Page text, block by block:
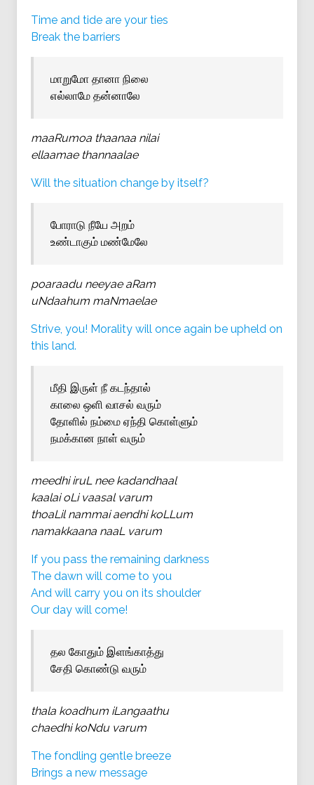
Time and tide are your ties
Break the barriers
மாறுமோ தானா நிலை
எல்லாமே தன்னாலே
maaRumoa thaanaa nilai
ellaamae thannaalae
Will the situation change by itself?
போராடு நீயே அறம்
உண்டாகும் மண்மேலே
poaraadu neeyae aRam
uNdaahum maNmaelae
Strive, you! Morality will once again be upheld on
this land.
மீதி இருள் நீ கடந்தால்
காலை ஒளி வாசல் வரும்
தோளில் நம்மை ஏந்தி கொள்ளும்
நமக்கான நாள் வரும்
meedhi iruL nee kadandhaal
kaalai oLi vaasal varum
thoaLil nammai aendhi koLLum
namakkaana naaL varum
If you pass the remaining darkness
The dawn will come to you
And will carry you on its shoulder
Our day will come!
தல கோதும் இளங்காத்து
சேதி கொண்டு வரும்
thala koadhum iLangaathu
chaedhi koNdu varum
The fondling gentle breeze
Brings a new message